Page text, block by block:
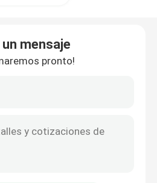
un mensaje
pronto!